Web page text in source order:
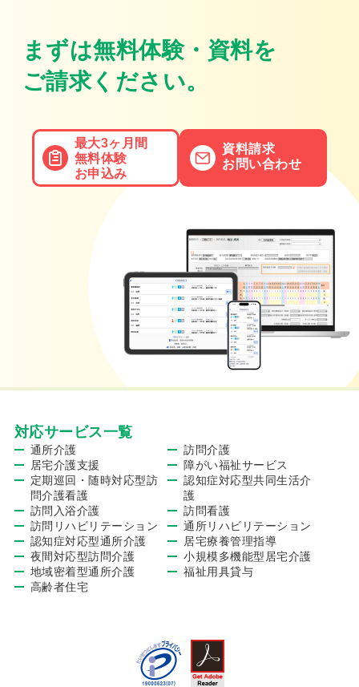
まずは無料体験・資料を
ご請求ください。
最大3ヶ月間
無料体験
お申込み
資料請求
お問い合わせ
対応サービス一覧
通所介護
訪問介護
居宅介護支援
障がい福祉サービス
定期巡回・随時対応型訪
問介護看護
認知症対応型共同生活介
護
訪問入浴介護
訪問看護
訪問リハビリテーション
通所リハビリテーション
認知症対応型通所介護
居宅療養管理指導
夜間対応型訪問介護
小規模多機能型居宅介護
地域密着型通所介護
福祉用具貸与
高齢者住宅